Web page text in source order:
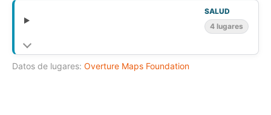
SALUD
4 lugares
Datos de lugares: Overture Maps Foundation